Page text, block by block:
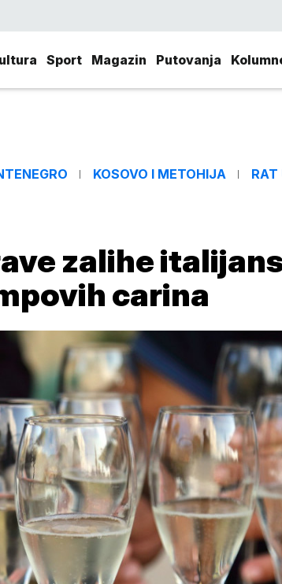
Sport Magazin Putovanja
KOSOVO I METOHIJA RAT
zalihe
carina